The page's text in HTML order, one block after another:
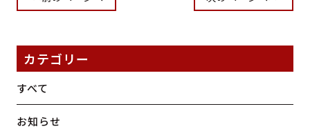
カテゴリー
すべて
お知らせ